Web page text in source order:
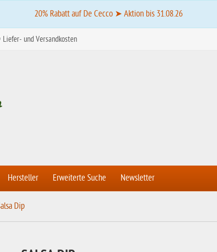
20% Rabatt auf De Cecco ➤ Aktion bis 31.08.26
Liefer- und Versandkosten
Hersteller Erweiterte Suche Newsletter
Dip